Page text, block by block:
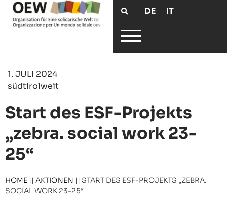
DE IT
1. JULI 2024
südtirolweit
Start des ESF-Projekts
„zebra. social work 23-
25“
HOME || AKTIONEN || START DES ESF-PROJEKTS „ZEBRA.
SOCIAL WORK 23-25“